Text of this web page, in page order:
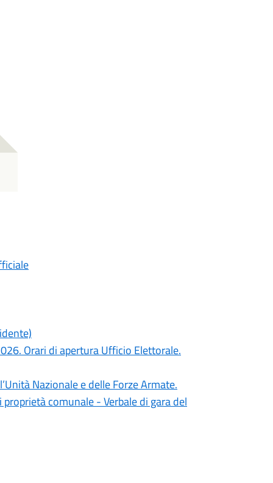
Orari di apertura Ufficio Elettorale.
Nazionale e delle Forze Armate.
comunale - Verbale di gara del